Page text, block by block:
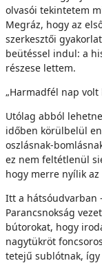
olvasói tekintetem
Megráz, hogy az
szerkesztői
beütéssel indul: a
részese lettem.
„Harmadfél nap
Utólag abból
időben körülbelül
oszlásnak-
ez nem feltétlenül
hogy merre nyílik az
Itt a hátsóudvarban
Parancsnokság
bútorokat, hogy
nagytükröt
tetejű sublótnak,